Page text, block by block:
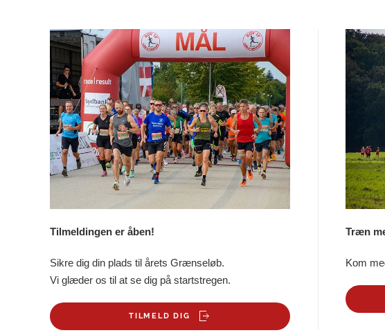
Tilmeldingen er åben!
Sikre dig din plads til årets Grænseløb.
Vi glæder os til at se dig på startstregen.
TILMELD DIG
Træn
Kom